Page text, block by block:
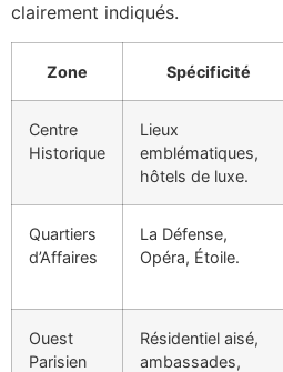
clairement indiqués.
Zone Spécificité
Centre
Historique
Lieux
emblématiques,
hôtels de luxe.
Quartiers
d’Affaires
La Défense,
Opéra, Étoile.
Ouest
Parisien
Résidentiel aisé,
ambassades,